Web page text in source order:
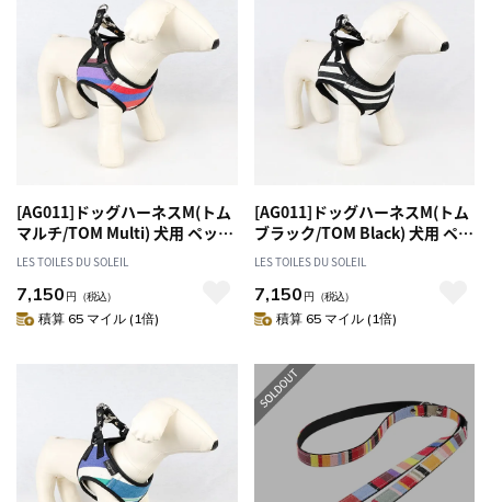
[AG011]ドッグハーネスM(トム
マルチ/TOM Multi) 犬用 ペット
お散歩 おしゃれ
LES TOILES DU SOLEIL
7,150 円 （税込）
積算 65 マイル (1倍)
[AG011]ドッグハーネスM(トム
ブラック/TOM Black) 犬用 ペッ
ト お散歩 おしゃれ
LES TOILES DU SOLEIL
7,150 円 （税込）
積算 65 マイル (1倍)